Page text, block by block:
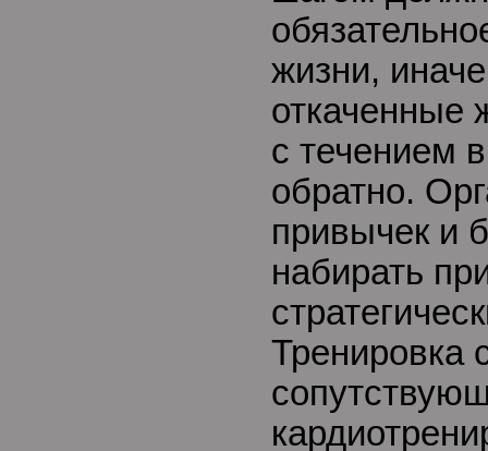
жизни,
откаченные
с течением
обратно.
привычек и
набирать
Тренировка